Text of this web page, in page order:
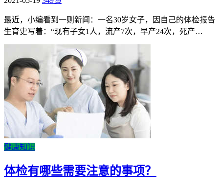
最近，小编看到一则新闻：一名30岁女子，因自己的体检报告
生育史写着：“现有子女1人，流产7次，早产24次，死产…
健康知识
体检有哪些需要注意的事项？